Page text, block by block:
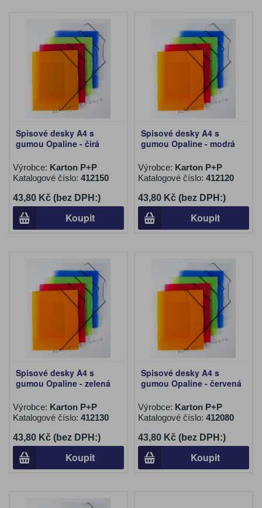
Spisové desky A4 s
gumou Opaline - čirá
Výrobce: Karton P+P
Katalogové číslo: 412150
43,80 Kč (bez DPH:)
Koupit
Spisové desky A4 s
gumou Opaline - modrá
Výrobce: Karton P+P
Katalogové číslo: 412120
43,80 Kč (bez DPH:)
Koupit
Spisové desky A4 s
gumou Opaline - zelená
Výrobce: Karton P+P
Katalogové číslo: 412130
43,80 Kč (bez DPH:)
Koupit
Spisové desky A4 s
gumou Opaline - červená
Výrobce: Karton P+P
Katalogové číslo: 412080
43,80 Kč (bez DPH:)
Koupit